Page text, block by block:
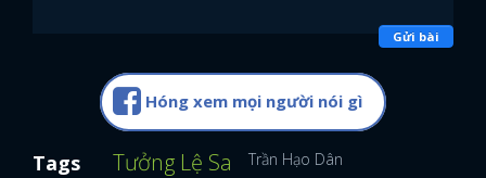
Gửi bài
Hóng xem mọi người nói gì
Tags Tưởng Lệ Sa Trần Hạo Dân